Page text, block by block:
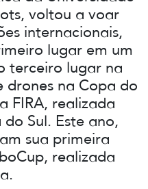
voltou a voar
internacionais,
lugar em um
terceiro lugar na
na Copa do
FIRA, realizada
Sul. Este ano,
sua primeira
realizada